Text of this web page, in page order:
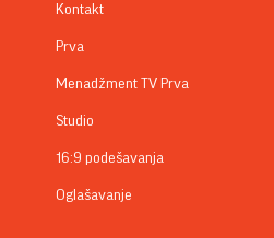
Kontakt
Prva
Menadžment TV Prva
Studio
16:9 podešavanja
Oglašavanje